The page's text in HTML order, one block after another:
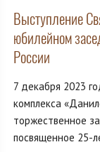
Выступление
юбилейном
России
7 декабря 2023
комплекса
торжественное
посвященное 25-